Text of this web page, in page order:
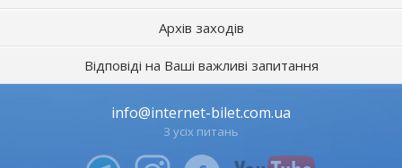
Архів заходів
Відповіді на Ваші важливі запитання
info@internet-bilet.com.ua
З усіх питань